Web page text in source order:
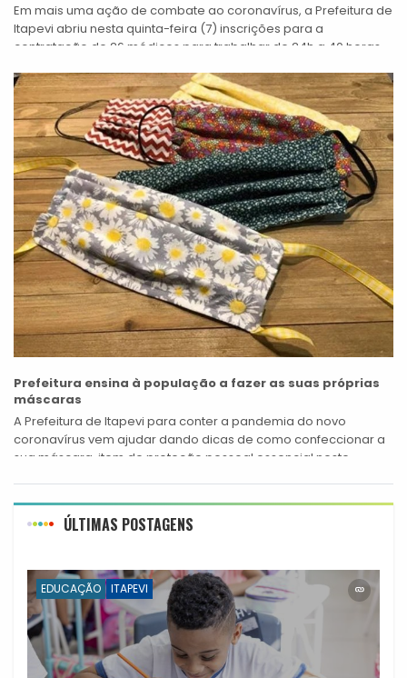
Em mais uma ação de combate ao coronavírus, a Prefeitura de
Itapevi abriu nesta quinta-feira (7) inscrições para a
contratação de 26 médicos para trabalhar de 24h a 40 horas...
Prefeitura ensina à população a fazer as suas próprias
máscaras
A Prefeitura de Itapevi para conter a pandemia do novo
coronavírus vem ajudar dando dicas de como confeccionar a
sua máscara, item de proteção pessoal essencial neste
ÚLTIMAS POSTAGENS
EDUCAÇÃO ITAPEVI